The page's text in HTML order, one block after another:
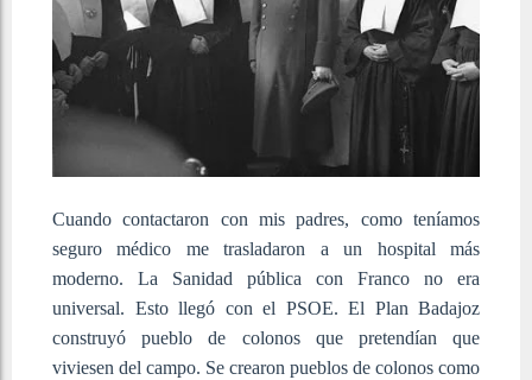
Cuando contactaron con mis padres, como teníamos
seguro médico me trasladaron a un hospital más
moderno. La Sanidad pública con Franco no era
universal. Esto llegó con el PSOE. El Plan Badajoz
construyó pueblo de colonos que pretendían que
viviesen del campo. Se crearon pueblos de colonos como